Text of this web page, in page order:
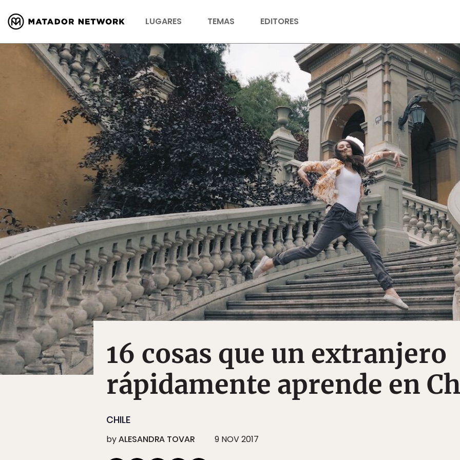
LUGARES TEMAS EDITORES
16 cosas que un extranjero
rápidamente aprende en
CHILE
byALESANDRA TOVAR 9 NOV 2017